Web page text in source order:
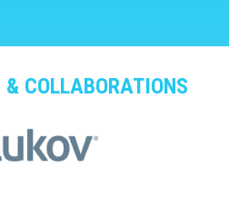
COLLABORATIONS